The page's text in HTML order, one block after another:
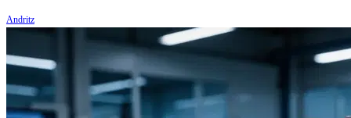
Andritz